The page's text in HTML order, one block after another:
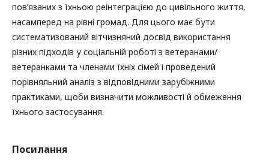
пов’язаних з їхньою реінтеграцією до цивільного життя,
насамперед на рівні громад. Для цього має бути
систематизований вітчизняний досвід використання
різних підходів у соціальній роботі з ветеранами/
ветеранками та членами їхніх сімей і проведений
порівняльний аналіз з відповідними зарубіжними
практиками, щоби визначити можливості й обмеження
їхнього застосування.
Посилання